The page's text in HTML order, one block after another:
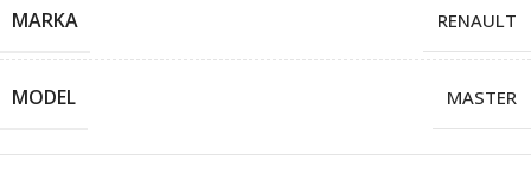
MARKA RENAULT
MODEL MASTER